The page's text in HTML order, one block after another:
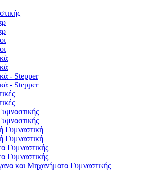
- Stepper
- Stepper
Γυμναστική
Γυμναστική
Γυμναστικής
Γυμναστικής
και Μηχανήματα Γυμναστικής